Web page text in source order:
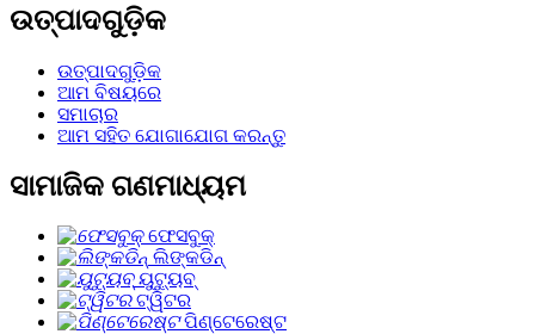
ଉତ୍ପାଦଗୁଡ଼ିକ
ଉତ୍ପାଦଗୁଡ଼ିକ
ଆମ ବିଷୟରେ
ସମାଚାର
ଆମ ସହିତ ଯୋଗାଯୋଗ କରନ୍ତୁ
ସାମାଜିକ ଗଣମାଧ୍ୟମ
ଫେସବୁକ୍
ଲିଙ୍କଡିନ୍
ୟୁଟ୍ୟୁବ୍
ଟ୍ୱିଟର
ପିଣ୍ଟେରେଷ୍ଟ